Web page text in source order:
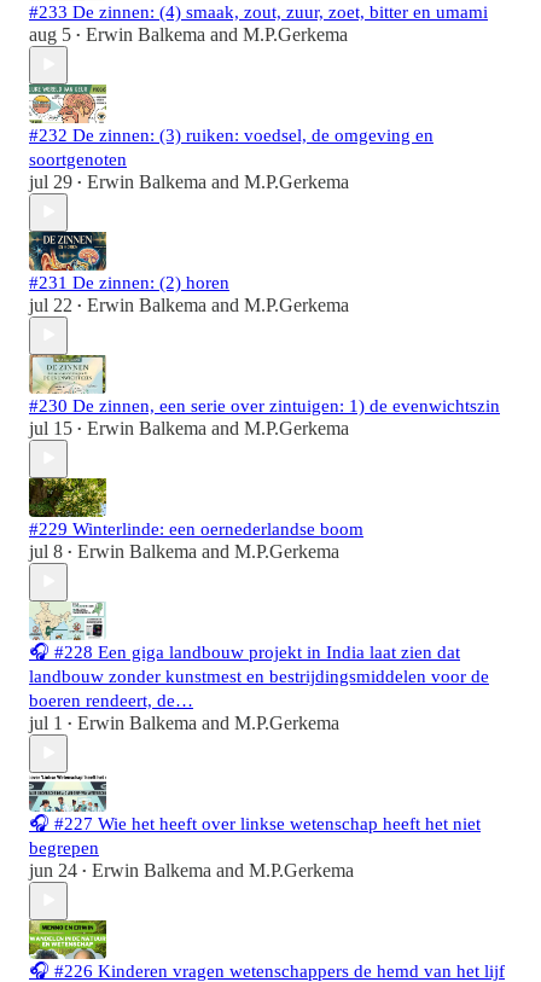
#233 De zinnen: (4) smaak, zout, zuur, zoet, bitter en umami
aug 5 • Erwin Balkema and M.P.Gerkema
#232 De zinnen: (3) ruiken: voedsel, de omgeving en
soortgenoten
jul 29 • Erwin Balkema and M.P.Gerkema
#231 De zinnen: (2) horen
jul 22 • Erwin Balkema and M.P.Gerkema
#230 De zinnen, een serie over zintuigen: 1) de evenwichtszin
jul 15 • Erwin Balkema and M.P.Gerkema
#229 Winterlinde: een oernederlandse boom
jul 8 • Erwin Balkema and M.P.Gerkema
🎧 #228 Een giga landbouw projekt in India laat zien dat
landbouw zonder kunstmest en bestrijdingsmiddelen voor de
boeren rendeert, de…
jul 1 • Erwin Balkema and M.P.Gerkema
🎧 #227 Wie het heeft over linkse wetenschap heeft het niet
begrepen
jun 24 • Erwin Balkema and M.P.Gerkema
🎧 #226 Kinderen vragen wetenschappers de hemd van het lijf